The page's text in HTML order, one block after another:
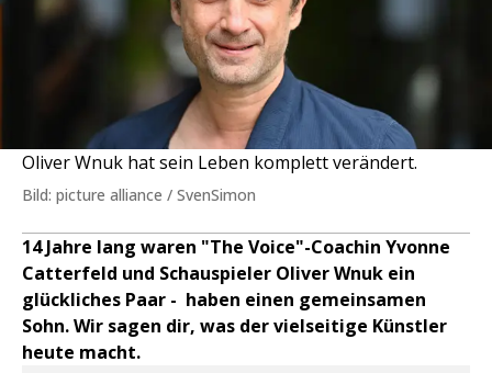
Oliver Wnuk hat sein Leben komplett verändert.
Bild: picture alliance / SvenSimon
14 Jahre lang waren "The Voice"-Coachin Yvonne
Catterfeld und Schauspieler Oliver Wnuk ein
glückliches Paar - haben einen gemeinsamen
Sohn. Wir sagen dir, was der vielseitige Künstler
heute macht.